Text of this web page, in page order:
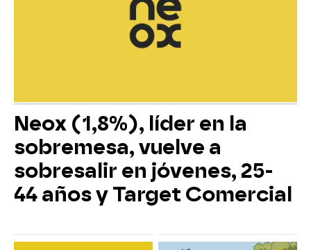
Neox (1,8%), líder en la
sobremesa, vuelve a
sobresalir en jóvenes, 25-
44 años y Target Comercial